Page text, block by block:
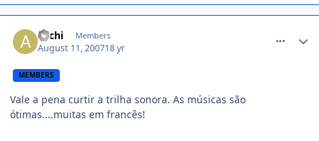
Archi Members
August 11, 200718 yr
MEMBERS
Vale a pena curtir a trilha sonora. As músicas são
ótimas....muitas em francês!